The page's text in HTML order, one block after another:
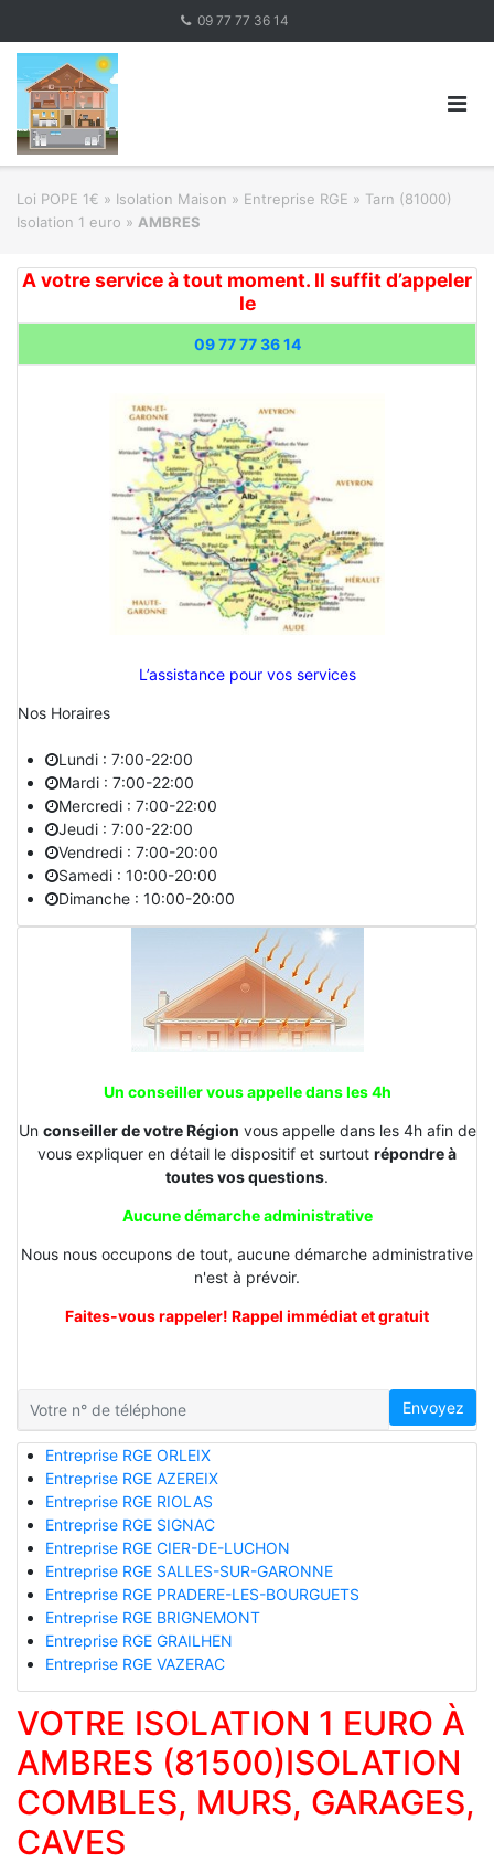
content
09 77 77 36 14
Loi POPE 1€ » Isolation Maison » Entreprise RGE » Tarn (81000)
Isolation 1 euro » AMBRES
A votre service à tout moment. Il suffit d’appeler
le
09 77 77 36 14
L’assistance pour vos services
Nos Horaires
Lundi : 7:00-22:00
Mardi : 7:00-22:00
Mercredi : 7:00-22:00
Jeudi : 7:00-22:00
Vendredi : 7:00-20:00
Samedi : 10:00-20:00
Dimanche : 10:00-20:00
Un conseiller vous appelle dans les 4h
Un conseiller de votre Région vous appelle dans les 4h afin de
vous expliquer en détail le dispositif et surtout répondre à
toutes vos questions.
Aucune démarche administrative
Nous nous occupons de tout, aucune démarche administrative
n'est à prévoir.
Faites-vous rappeler! Rappel immédiat et gratuit
Envoyez
Entreprise RGE ORLEIX
Entreprise RGE AZEREIX
Entreprise RGE RIOLAS
Entreprise RGE SIGNAC
Entreprise RGE CIER-DE-LUCHON
Entreprise RGE SALLES-SUR-GARONNE
Entreprise RGE PRADERE-LES-BOURGUETS
Entreprise RGE BRIGNEMONT
Entreprise RGE GRAILHEN
Entreprise RGE VAZERAC
VOTRE ISOLATION 1 EURO À
AMBRES (81500)ISOLATION
COMBLES, MURS, GARAGES,
CAVES